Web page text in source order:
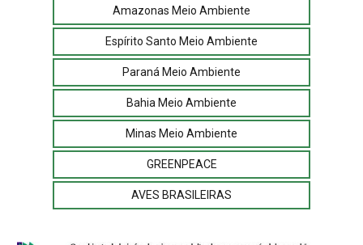
Amazonas Meio Ambiente
Espírito Santo Meio Ambiente
Paraná Meio Ambiente
Bahia Meio Ambiente
Minas Meio Ambiente
GREENPEACE
AVES BRASILEIRAS